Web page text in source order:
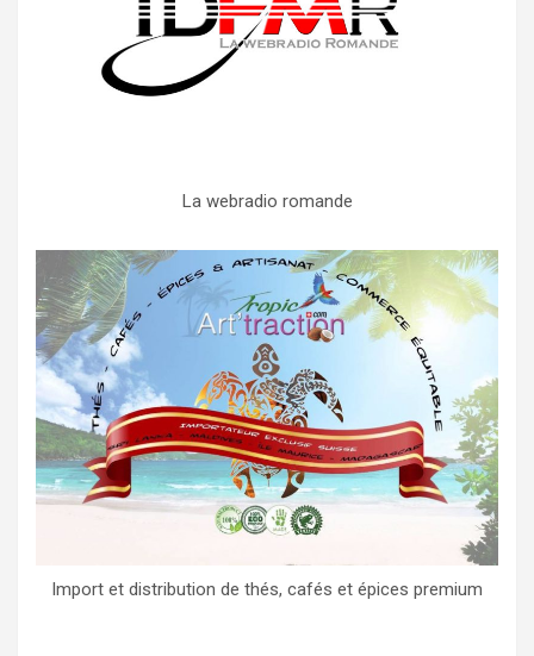
La webradio romande
Import et distribution de thés, cafés et épices premium